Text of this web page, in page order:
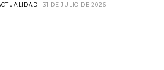
31 DE JULIO DE 2026